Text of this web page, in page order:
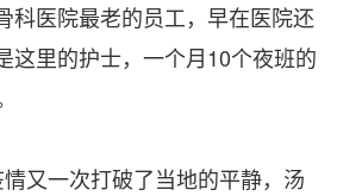
医院最老的员工，早在医院还
这里的护士，一个月10个夜班的
一次打破了当地的平静，汤